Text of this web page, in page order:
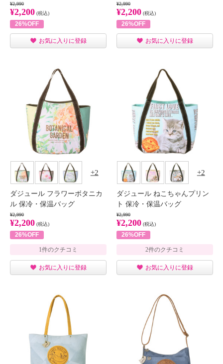
¥2,990
¥2,200 (税込)
26%OFF
お気に入りに登録
¥2,990
¥2,200 (税込)
26%OFF
お気に入りに登録
2
ダジュール フラワーボタニカ
ル 保冷・保温バッグ
¥2,990
¥2,200 (税込)
26%OFF
1件のクチコミ
お気に入りに登録
2
ダジュール ねこちゃんプリン
ト 保冷・保温バッグ
¥2,990
¥2,200 (税込)
26%OFF
2件のクチコミ
お気に入りに登録